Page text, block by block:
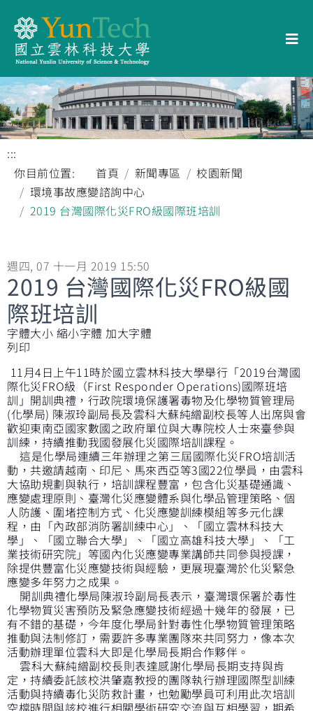
:::
你目前位置:
首頁 新聞專區
校園新聞
環境事故應變諮詢中心
2019 台灣國際化災FRO級國際班培訓
週四, 07 十一月 2019 15:50
2019 台灣國際化災FRO級國
際班培訓
字體大小 縮小字體 加大字體
列印
11月4日上午11時於國立雲林科技大學舉行「2019台灣國
際化災FRO級（First Responder Operations)國際班培
訓」開訓典禮，行政院環境保護署毒物及化學物質管理局
(化學局) 陳淑玲副局長及雲科大蘇純繒副校長等人出席與會
歡迎東南亞國家數國之政府單位與大專院校人士來臺參與
訓練，持續推動我國發展化災國際培訓課程。
這是化學局連續三年辦理之第三屆國際化災FRO培訓活
動，共邀請越南、印尼、馬來西亞等3國22位學員，由雲科
大協助規劃與執行，培訓課程豐富，包含化災基礎通識、
應變處理原則、臺灣化災應變體系與化學品管理策略、個
人防護、圍堵控制方式、化災應變訓練模組等多元化課
程，由「內政部消防署訓練中心」、「國立雲林科技大
學」、「國立聯合大學」、「國立高雄科技大學」、「工
業技術研究院」等國內化災應變專業講師共同參與授課，
除提供豐富化災應變技術與經驗，更展現臺灣於化災緊急
應變多年努力之成果。
開訓典禮化學局陳淑玲副局長表示，臺灣環保署於毒性
化學物質災害預防及緊急應變技術經過十幾年的發展，已
有不錯的基礎，今年度化學局針對毒性化學物質管理策略
推動與法制修訂，需要許多專業團隊來共同努力，像本次
活動辦理單位雲科大即是化學局長期合作夥伴。
雲科大蘇純繒副校長則表達感謝化學局長期支持與肯
定，持續委託該校洪肇嘉教授的團隊執行辦理國際型訓練
活動與持續毒化災防救計畫，也勉勵學員可利用此次培訓
空檔時間與該校進行相關學術研究交流與互相學習，期希